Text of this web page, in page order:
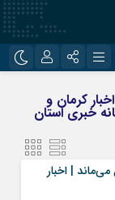
کرمان و
خبری استان
می‌ماند | اخبار